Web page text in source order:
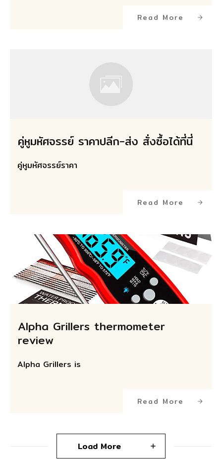
Read More
คู่หูมหัศจรรย์ ราคาปลีก-ส่ง สั่งซื้อได้ที่นี่
คู่หูมหัศจรรย์ราคา
Read More
Alpha Grillers thermometer
review
Alpha Grillers is
Read More
Load More